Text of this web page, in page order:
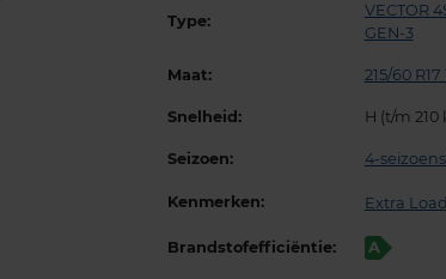
Type:
VECTOR
GEN-3
Maat: 215/60 R17
Snelheid: H (t/m 210
Seizoen: 4-
Kenmerken: Extra Load
Brandstofefficiëntie: A